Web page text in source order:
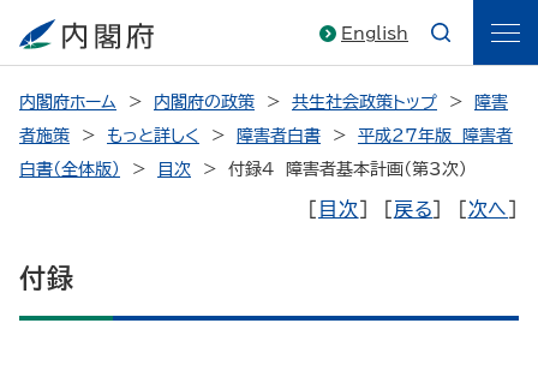
English
内閣府ホーム 内閣府の政策 共生社会政策トップ
障害
者施策
もっと詳しく 障害者白書
平成27年版 障害者
白書（全体版）
目次 付録4 障害者基本計画（第3次）
目次 戻る 次へ
付録